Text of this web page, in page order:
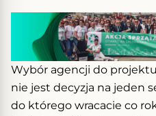
Wybór agencji do
nie jest decyzja na jeden
do którego wracacie co